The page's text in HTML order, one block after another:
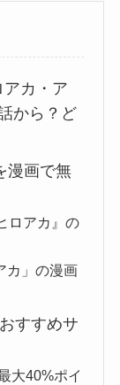
カ・ア
から？ど
漫画で無
ロアカ』の
カ」の漫画
すすめサ
大40%ポイ